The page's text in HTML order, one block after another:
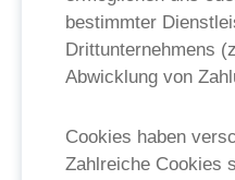
bestimmter
Drittunternehmens
Abwicklung von
Cookies haben
Zahlreiche Cookies